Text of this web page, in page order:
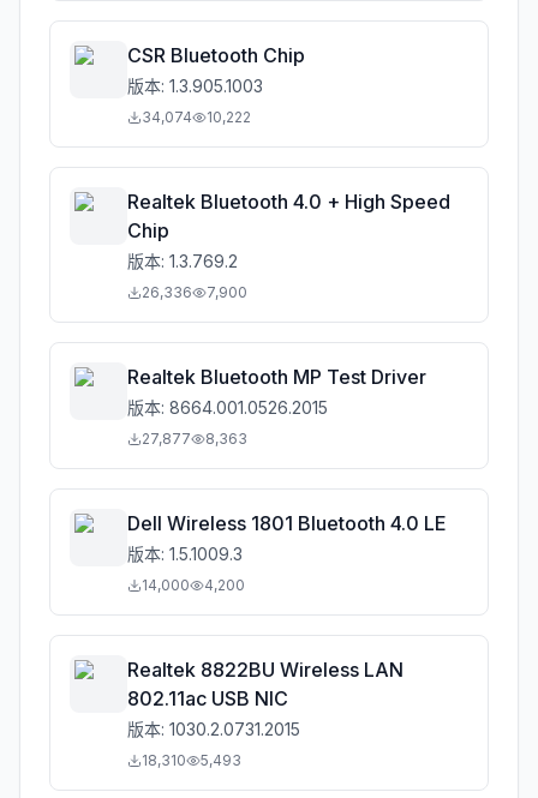
CSR Bluetooth Chip
版本: 1.3.905.1003
34,074 10,222
Realtek Bluetooth 4.0 + High Speed
Chip
版本: 1.3.769.2
26,336 7,900
Realtek Bluetooth MP Test Driver
版本: 8664.001.0526.2015
27,877 8,363
Dell Wireless 1801 Bluetooth 4.0 LE
版本: 1.5.1009.3
14,000 4,200
Realtek 8822BU Wireless LAN
802.11ac USB NIC
版本: 1030.2.0731.2015
18,310 5,493